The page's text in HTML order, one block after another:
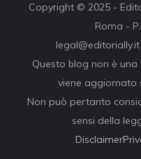
Copyright © 2025 -
Roma -
Questo blog non è
viene aggiornato
Non può pertanto
sensi della
Disclaimer